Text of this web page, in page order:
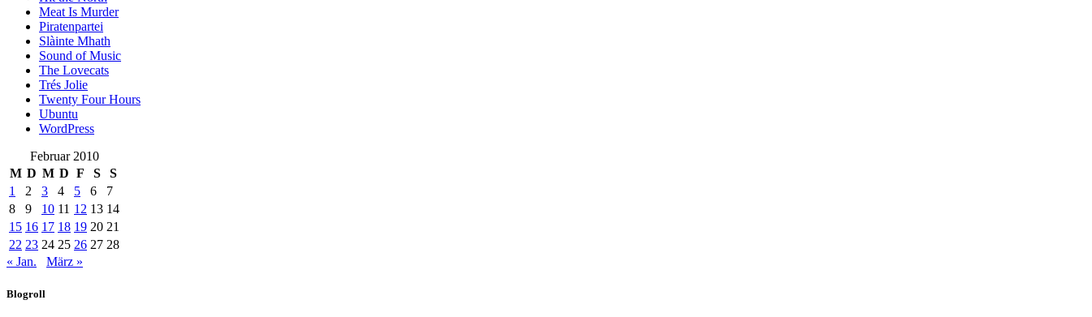
Meat Is Murder
Piratenpartei
Slàinte Mhath
Sound of Music
The Lovecats
Trés Jolie
Twenty Four Hours
Ubuntu
WordPress
Februar 2010
M D M D F S
S
1
2 3 4 5 6
7
8
9 10 11 12 13 14
15 16 17 18 19 20 21
22 23 24 25 26 27 28
« Jan.
März »
Blogroll